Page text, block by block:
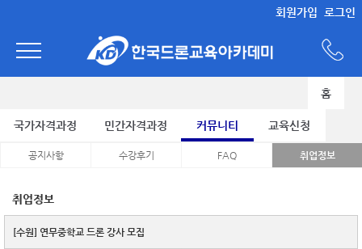
회원가입 로그인
홈
국가자격과정 민간자격과정 커뮤니티 교육신청
공지사항 수강후기 FAQ 취업정보
취업정보
[수원] 연무중학교 드론 강사 모집